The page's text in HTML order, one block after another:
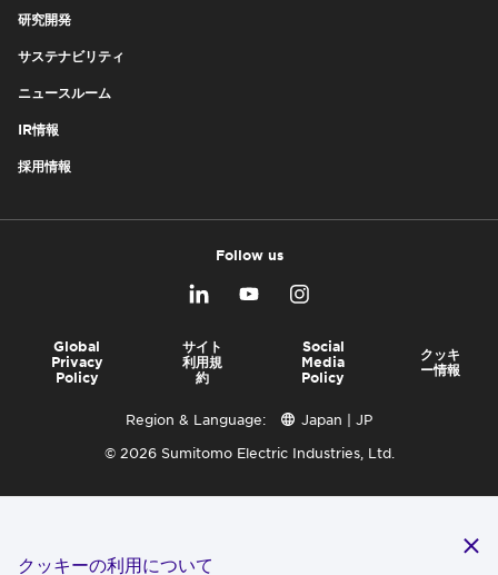
研究開発
サステナビリティ
ニュースルーム
IR情報
採用情報
Follow us
Global
Privacy
Policy
サイト
利用規
約
Social
Media
Policy
クッキ
ー情報
Region & Language:
Japan | JP
© 2026 Sumitomo Electric Industries, Ltd.
クッキーの利用について